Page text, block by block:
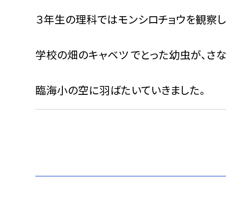
３年生の理科ではモンシロチョウを観察し
学校の畑のキャベツ でとった幼虫が、さ
臨海小の空に羽ばたいていきました。